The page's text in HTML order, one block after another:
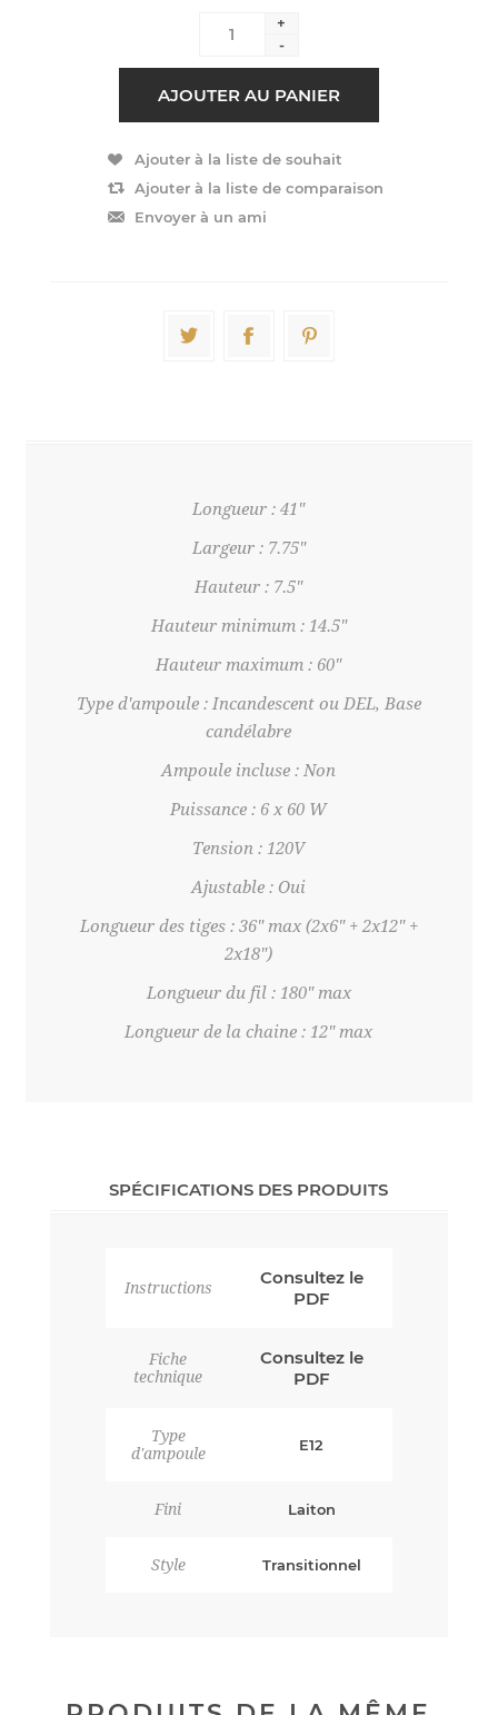
+
-
Longueur : 41"
Largeur : 7.75"
Hauteur : 7.5"
Hauteur minimum : 14.5"
Hauteur maximum : 60"
Type d'ampoule : Incandescent ou DEL, Base
candélabre
Ampoule incluse : Non
Puissance : 6 x 60 W
Tension : 120V
Ajustable : Oui
Longueur des tiges : 36" max (2x6" + 2x12" +
2x18")
Longueur du fil : 180" max
Longueur de la chaine : 12" max
SPÉCIFICATIONS DES PRODUITS
Instructions
Consultez le
PDF
Fiche
technique
Consultez le
PDF
Type
d'ampoule
E12
Fini Laiton
Style Transitionnel